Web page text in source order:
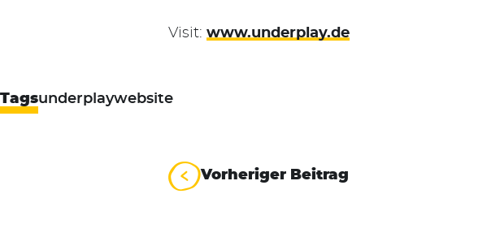
Visit: www.underplay.de
Tagsunderplaywebsite
Vorheriger Beitrag